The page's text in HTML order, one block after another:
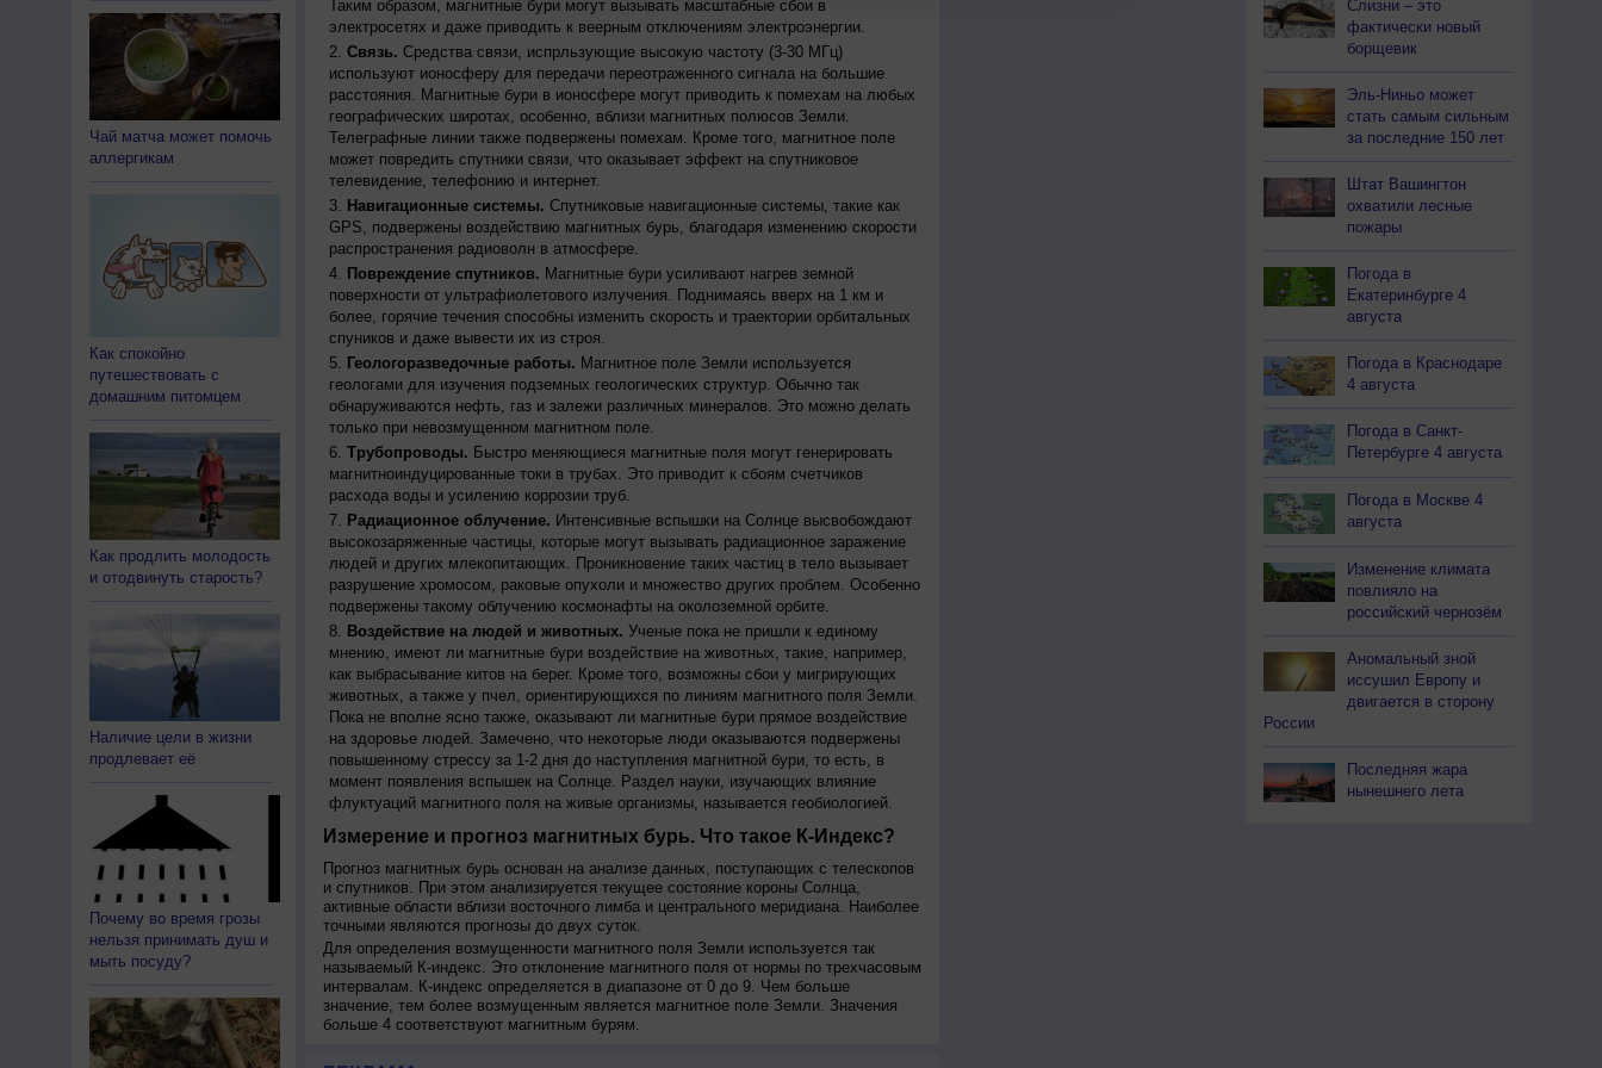
Чай матча может помочь
аллергикам
Как спокойно
путешествовать с
домашним питомцем
Как продлить молодость
и отодвинуть старость?
Наличие цели в жизни
продлевает её
Почему во время грозы
нельзя принимать душ и
мыть посуду?
Таким образом, магнитные бури могут вызывать масштабные сбои в
электросетях и даже приводить к веерным отключениям электроэнергии.
Связь. Средства связи, испрльзующие высокую частоту (3-30 МГц)
используют ионосферу для передачи переотраженного сигнала на большие
расстояния. Магнитные бури в ионосфере могут приводить к помехам на любых
географических широтах, особенно, вблизи магнитных полюсов Земли.
Телеграфные линии также подвержены помехам. Кроме того, магнитное поле
может повредить спутники связи, что оказывает эффект на спутниковое
телевидение, телефонию и интернет.
Навигационные системы. Спутниковые навигационные системы, такие как
GPS, подвержены воздействию магнитных бурь, благодаря изменению скорости
распространения радиоволн в атмосфере.
Повреждение спутников. Магнитные бури усиливают нагрев земной
поверхности от ультрафиолетового излучения. Поднимаясь вверх на 1 км и
более, горячие течения способны изменить скорость и траектории орбитальных
спуников и даже вывести их из строя.
Геологоразведочные работы. Магнитное поле Земли используется
геологами для изучения подземных геологических структур. Обычно так
обнаруживаются нефть, газ и залежи различных минералов. Это можно делать
только при невозмущенном магнитном поле.
Трубопроводы. Быстро меняющиеся магнитные поля могут генерировать
магнитноиндуцированные токи в трубах. Это приводит к сбоям счетчиков
расхода воды и усилению коррозии труб.
Радиационное облучение. Интенсивные вспышки на Солнце высвобождают
высокозаряженные частицы, которые могут вызывать радиационное заражение
людей и других млекопитающих. Проникновение таких частиц в тело вызывает
разрушение хромосом, раковые опухоли и множество других проблем. Особенно
подвержены такому облучению космонафты на околоземной орбите.
Воздействие на людей и животных. Ученые пока не пришли к единому
мнению, имеют ли магнитные бури воздействие на животных, такие, например,
как выбрасывание китов на берег. Кроме того, возможны сбои у мигрирующих
животных, а также у пчел, ориентирующихся по линиям магнитного поля Земли.
Пока не вполне ясно также, оказывают ли магнитные бури прямое воздействие
на здоровье людей. Замечено, что некоторые люди оказываются подвержены
повышенному стрессу за 1-2 дня до наступления магнитной бури, то есть, в
момент появления вспышек на Солнце. Раздел науки, изучающих влияние
флуктуаций магнитного поля на живые организмы, называется геобиологией.
Измерение и прогноз магнитных бурь. Что такое К-Индекс?
Прогноз магнитных бурь основан на анализе данных, поступающих с телескопов
и спутников. При этом анализируется текущее состояние короны Солнца,
активные области вблизи восточного лимба и центрального меридиана. Наиболее
точными являются прогнозы до двух суток.
Для определения возмущенности магнитного поля Земли используется так
называемый К-индекс. Это отклонение магнитного поля от нормы по трехчасовым
интервалам. К-индекс определяется в диапазоне от 0 до 9. Чем больше
значение, тем более возмущенным является магнитное поле Земли. Значения
больше 4 соответствуют магнитным бурям.
Слизни – это
фактически новый
борщевик
Эль-Ниньо может
стать самым сильным
за последние 150 лет
Штат Вашингтон
охватили лесные
пожары
Погода в
Екатеринбурге 4
августа
Погода в Краснодаре
4 августа
Погода в Санкт-
Петербурге 4 августа
Погода в Москве 4
августа
Изменение климата
повлияло на
российский чернозём
Аномальный зной
иссушил Европу и
двигается в сторону
России
Последняя жара
нынешнего лета